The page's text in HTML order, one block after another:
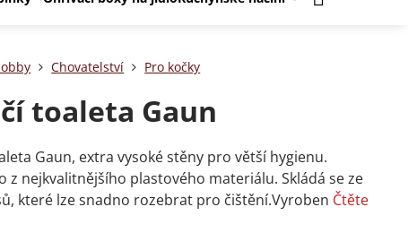
Chovatelství Pro kočky
toaleta Gaun
Gaun, extra vysoké stěny pro větší hygienu.
z nejkvalitnějšího plastového materiálu. Skládá se ze
které lze snadno rozebrat pro čištění.Vyroben Čtěte